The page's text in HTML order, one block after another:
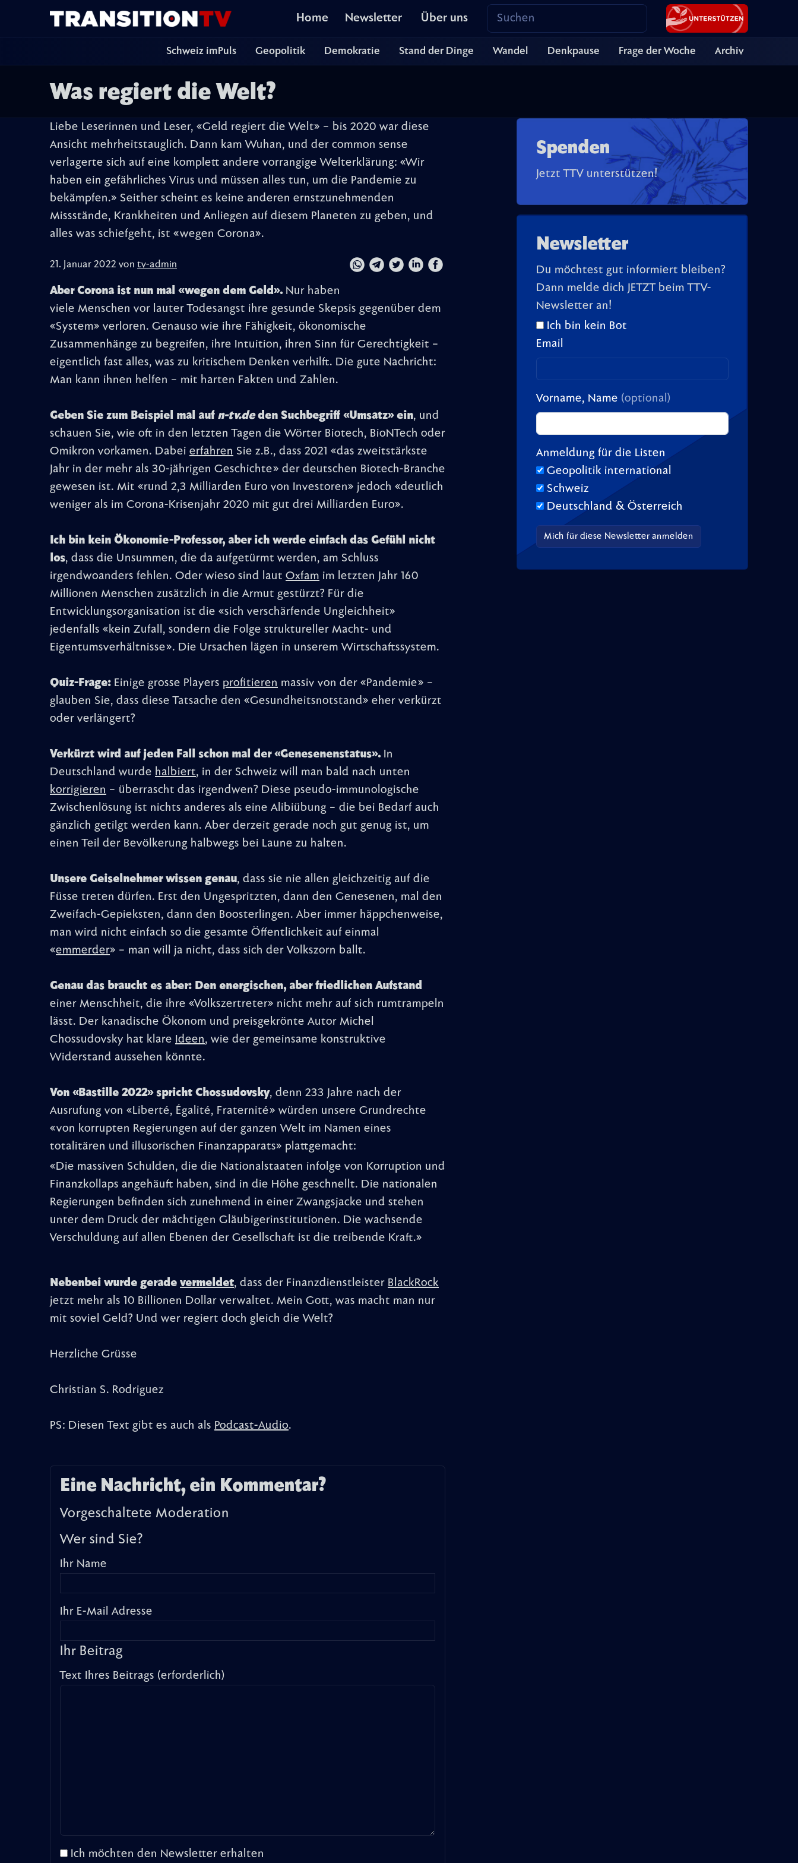
Home Newsletter Über uns
Schweiz imPuls Geopolitik Demokratie Stand der Dinge Wandel Denkpause Frage der Woche Archiv
Was regiert die Welt?
Liebe Leserinnen und Leser, «Geld regiert die Welt» – bis 2020 war diese
Ansicht mehrheitstauglich. Dann kam Wuhan, und der common sense
verlagerte sich auf eine komplett andere vorrangige Welterklärung: «Wir
haben ein gefährliches Virus und müssen alles tun, um die Pandemie zu
bekämpfen.» Seither scheint es keine anderen ernstzunehmenden
Missstände, Krankheiten und Anliegen auf diesem Planeten zu geben, und
alles was schiefgeht, ist «wegen Corona».
21. Januar 2022 von tv-admin
Aber Corona ist nun mal «wegen dem Geld».Nur haben
viele Menschen vor lauter Todesangst ihre gesunde Skepsis gegenüber dem
«System» verloren. Genauso wie ihre Fähigkeit, ökonomische
Zusammenhänge zu begreifen, ihre Intuition, ihren Sinn für Gerechtigkeit –
eigentlich fast alles, was zu kritischem Denken verhilft. Die gute Nachricht:
Man kann ihnen helfen – mit harten Fakten und Zahlen.
Geben Sie zum Beispiel mal auf n-tv.deden Suchbegriff «Umsatz» ein, und
schauen Sie, wie oft in den letzten Tagen die Wörter Biotech, BioNTech oder
Omikron vorkamen. Dabei erfahren Sie z.B., dass 2021 «das zweitstärkste
Jahr in der mehr als 30-jährigen Geschichte» der deutschen Biotech-Branche
gewesen ist. Mit «rund 2,3 Milliarden Euro von Investoren» jedoch «deutlich
weniger als im Corona-Krisenjahr 2020 mit gut drei Milliarden Euro».
Ich bin kein Ökonomie-Professor, aber ich werde einfach das Gefühl nicht
los, dass die Unsummen, die da aufgetürmt werden, am Schluss
irgendwoanders fehlen. Oder wieso sind laut Oxfam im letzten Jahr 160
Millionen Menschen zusätzlich in die Armut gestürzt? Für die
Entwicklungsorganisation ist die «sich verschärfende Ungleichheit»
jedenfalls «kein Zufall, sondern die Folge struktureller Macht- und
Eigentumsverhältnisse». Die Ursachen lägen in unserem Wirtschaftssystem.
Quiz-Frage: Einige grosse Players profitieren massiv von der «Pandemie» –
glauben Sie, dass diese Tatsache den «Gesundheitsnotstand» eher verkürzt
oder verlängert?
Verkürzt wird auf jeden Fall schon mal der «Genesenenstatus».In
Deutschland wurde halbiert, in der Schweiz will man bald nach unten
korrigieren – überrascht das irgendwen? Diese pseudo-immunologische
Zwischenlösung ist nichts anderes als eine Alibiübung – die bei Bedarf auch
gänzlich getilgt werden kann. Aber derzeit gerade noch gut genug ist, um
einen Teil der Bevölkerung halbwegs bei Laune zu halten.
Unsere Geiselnehmer wissen genau, dass sie nie allen gleichzeitig auf die
Füsse treten dürfen. Erst den Ungespritzten, dann den Genesenen, mal den
Zweifach-Gepieksten, dann den Boosterlingen. Aber immer häppchenweise,
man wird nicht einfach so die gesamte Öffentlichkeit auf einmal
«emmerder» – man will ja nicht, dass sich der Volkszorn ballt.
Genau das braucht es aber: Den energischen, aber friedlichen Aufstand
einer Menschheit, die ihre «Volkszertreter» nicht mehr auf sich rumtrampeln
lässt. Der kanadische Ökonom und preisgekrönte Autor Michel
Chossudovsky hat klare Ideen, wie der gemeinsame konstruktive
Widerstand aussehen könnte.
Von «Bastille 2022» spricht Chossudovsky, denn 233 Jahre nach der
Ausrufung von «Liberté, Égalité, Fraternité» würden unsere Grundrechte
«von korrupten Regierungen auf der ganzen Welt im Namen eines
totalitären und illusorischen Finanzapparats» plattgemacht:
«Die massiven Schulden, die die Nationalstaaten infolge von Korruption und
Finanzkollaps angehäuft haben, sind in die Höhe geschnellt. Die nationalen
Regierungen befinden sich zunehmend in einer Zwangsjacke und stehen
unter dem Druck der mächtigen Gläubigerinstitutionen. Die wachsende
Verschuldung auf allen Ebenen der Gesellschaft ist die treibende Kraft.»
Nebenbei wurde gerade vermeldet, dass der Finanzdienstleister BlackRock
jetzt mehr als 10 Billionen Dollar verwaltet. Mein Gott, was macht man nur
mit soviel Geld? Und wer regiert doch gleich die Welt?
Herzliche Grüsse
Christian S. Rodriguez
PS: Diesen Text gibt es auch als Podcast-Audio.
Eine Nachricht, ein Kommentar?
Vorgeschaltete Moderation
Wer sind Sie?
Ihr Name
Ihr E-Mail Adresse
Ihr Beitrag
Text Ihres Beitrags (erforderlich)
Ich möchten den Newsletter erhalten
Spenden
Jetzt TTV unterstützen!
Newsletter
Du möchtest gut informiert bleiben?
Dann melde dich JETZT beim TTV-
Newsletter an!
Ich bin kein Bot
Email
Vorname, Name (optional)
Anmeldung für die Listen
Geopolitik international
Schweiz
Deutschland & Österreich